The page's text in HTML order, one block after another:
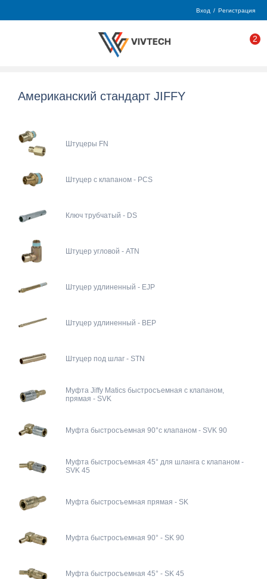
Вход / Регистрация
2
Американский стандарт JIFFY
Штуцеры FN
Штуцер с клапаном - PCS
Ключ трубчатый - DS
Штуцер угловой - ATN
Штуцер удлиненный - EJP
Штуцер удлиненный - BEP
Штуцер под шлаг - STN
Муфта Jiffy Matics быстросъемная с клапаном,
прямая - SVK
Муфта быстросъемная 90°с клапаном - SVK 90
Муфта быстросъемная 45° для шланга с клапаном -
SVK 45
Муфта быстросъемная прямая - SK
Муфта быстросъемная 90° - SK 90
Муфта быстросъемная 45° - SK 45